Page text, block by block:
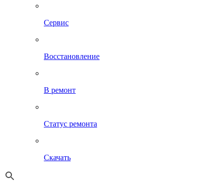
Сервис
Восстановление
В ремонт
Статус ремонта
Скачать